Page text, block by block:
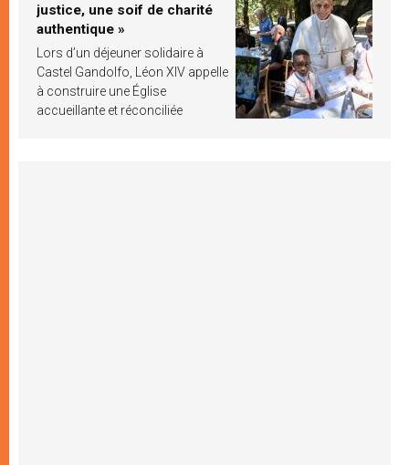
justice, une soif de charité
authentique »
Lors d’un déjeuner solidaire à
Castel Gandolfo, Léon XIV appelle
à construire une Église
accueillante et réconciliée